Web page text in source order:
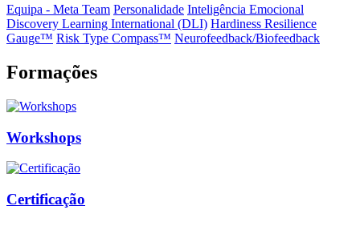
Equipa - Meta Team Personalidade Inteligência Emocional
Discovery Learning International (DLI) Hardiness Resilience
Gauge™️ Risk Type Compass™️ Neurofeedback/Biofeedback
Formações
Workshops
Certificação